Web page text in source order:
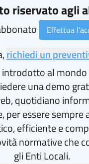
riservato agli
Effettua
richiedi un
introdotto al mondo
una demo
quotidiano
per essere sempre
efficiente e
normative che
gli Enti Locali.